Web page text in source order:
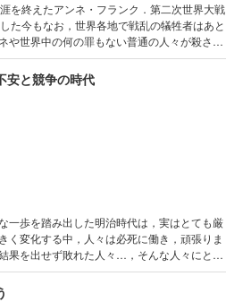
を終えたアンネ・フランク．第二次世界大戦
た今もなお，世界各地で戦乱の犠牲者はあと
や世界中の何の罪もない普通の人々が殺さ
ならないのでしょうか．アンネの生き抜いた
意味を考えます．
と競争の時代
一歩を踏み出した明治時代は，実はとても厳
く変化する中，人々は必死に働き，頑張りま
果を出せず敗れた人々…，そんな人々にとっ
のでしょうか? 不安と競争をキーワードに明